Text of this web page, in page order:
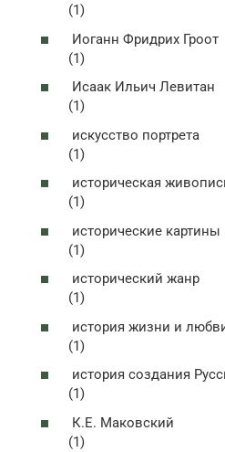
(1)
Иоганн Фридрих Гроот
(1)
Исаак Ильич Левитан
(1)
искусство портрета
(1)
историческая
(1)
исторические картины
(1)
исторический жанр
(1)
история жизни и
(1)
история создания
(1)
К.Е. Маковский
(1)